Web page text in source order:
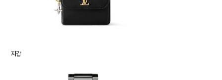
지갑